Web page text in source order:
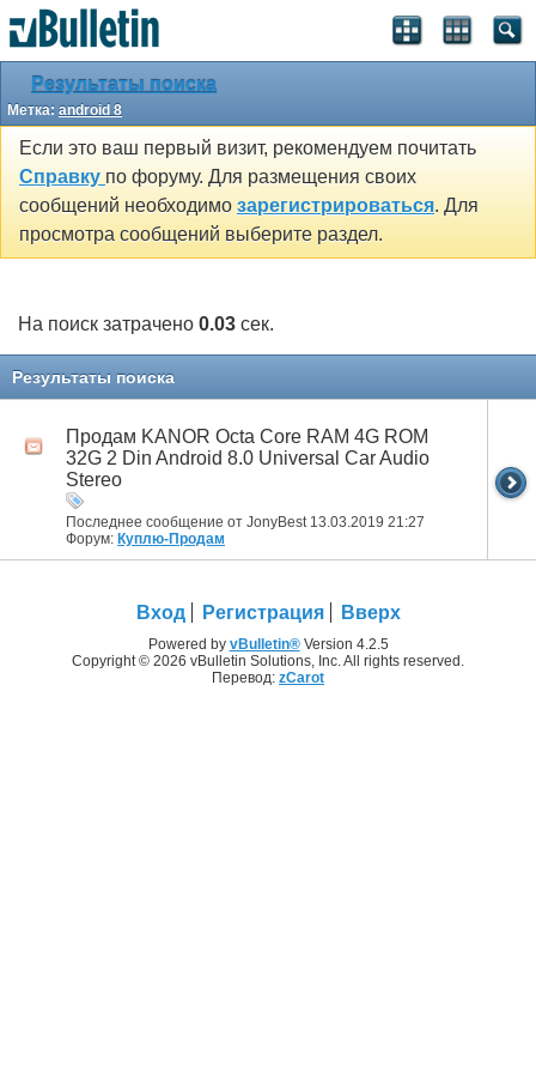
Результаты поиска
Метка: android 8
Если это ваш первый визит, рекомендуем почитать
Справку по форуму. Для размещения своих
сообщений необходимо зарегистрироваться. Для
просмотра сообщений выберите раздел.
На поиск затрачено 0.03 сек.
Результаты поиска
Продам KANOR Octa Core RAM 4G ROM
32G 2 Din Android 8.0 Universal Car Audio
Stereo
Последнее сообщение от JonyBest 13.03.2019 21:27
Форум: Куплю-Продам
Вход Регистрация Вверх
Powered by vBulletin®Version 4.2.5
Copyright © 2026 vBulletin Solutions, Inc. All rights reserved.
Перевод: zCarot